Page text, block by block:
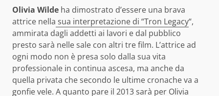
Olivia Wilde ha dimostrato d’essere una brava
attrice nella sua interpretazione di “Tron Legacy“,
ammirata dagli addetti ai lavori e dal pubblico
presto sarà nelle sale con altri tre film. L’attrice ad
ogni modo non è presa solo dalla sua vita
professionale in continua ascesa, ma anche da
quella privata che secondo le ultime cronache va a
gonfie vele. A quanto pare il 2013 sarà per Olivia